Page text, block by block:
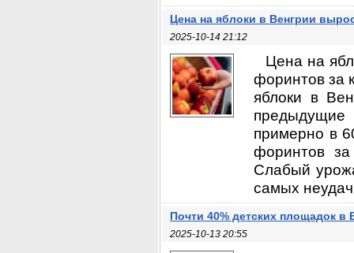
Цена на яблоки в Венгрии
2025-10-14 21:12
Цена на
форинтов за
яблоки в
примерно в
форинтов
Слабый
самых
Почти 40% детских площадок в
2025-10-13 20:55